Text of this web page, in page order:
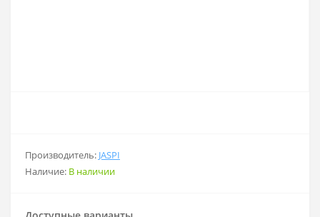
Производитель: JASPI
Наличие: В наличии